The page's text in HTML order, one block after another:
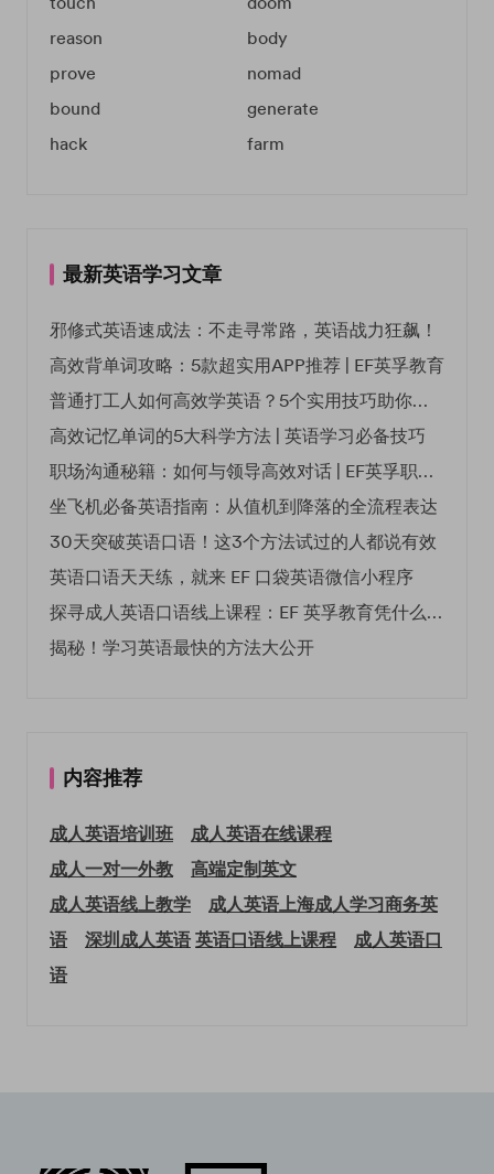
reason
body
prove
nomad
bound
generate
hack
farm
最新英语学习文章
邪修式英语速成法：不走寻常路，英语战力狂飙！
高效背单词攻略：5款超实用APP推荐 | EF英孚教育
普通打工人如何高效学英语？5个实用技巧助你突破职场瓶颈
高效记忆单词的5大科学方法 | 英语学习必备技巧
职场沟通秘籍：如何与领导高效对话 | EF英孚职场指南
坐飞机必备英语指南：从值机到降落的全流程表达
30天突破英语口语！这3个方法试过的人都说有效
英语口语天天练，就来 EF 口袋英语微信小程序
探寻成人英语口语线上课程：EF 英孚教育凭什么领航
揭秘！学习英语最快的方法大公开
内容推荐
成人英语培训班
成人英语在线课程
成人一对一外教
高端定制英文
成人英语线上教学
成人英语上海成人学习商务英
语
深圳成人英语英语口语线上课程
成人英语口
语